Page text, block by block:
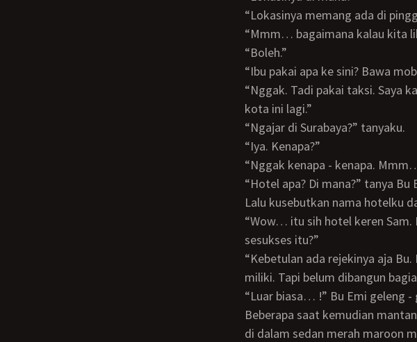
“Lokasinya memang ada di
“Mmm… bagaimana kalau
“Boleh.”
“Ibu pakai apa ke sini? Bawa
“Nggak. Tadi pakai taksi. Saya kan sudah pindah, ngajar di Surabaya. Nggak ngajar di
kota ini lagi.”
“Ngajar di Surabaya?” tanyaku.
“Iya. Kenapa?”
“Nggak kenapa - kenapa.
“Hotel apa? Di mana?” tanya Bu
Lalu kusebutkan nama hotelku
“Wow… itu sih hotel keren Sam. Kok bisa sih kamu yang masih muda sekali sudah
sesukses itu?”
“Kebetulan ada rejekinya aja Bu. Kalau hotel ini, sejak saya masih kuliah sudah saya
miliki. Tapi belum dibangun
“Luar biasa… !” Bu Emi geleng
Beberapa saat kemudian mantan dosebnku yang cantik dan anggun itu sudah berada
di dalam sedan merah maroon